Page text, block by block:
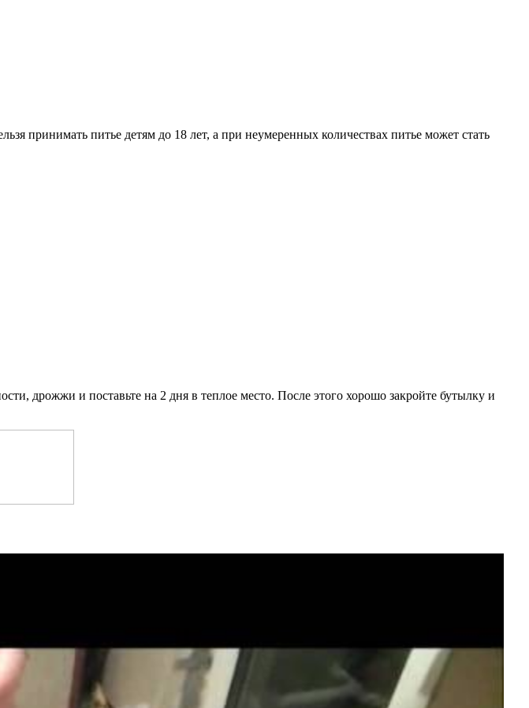
принимать питье детям до 18 лет, а при неумеренных количествах питье может стать
дрожжи и поставьте на 2 дня в теплое место. После этого хорошо закройте бутылку и